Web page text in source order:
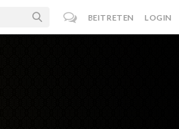
BEITRETEN LOGIN